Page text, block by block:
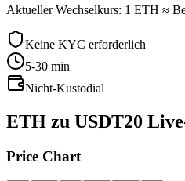
Aktueller Wechselkurs: 1 ETH ≈
Keine KYC erforderlich
5-30 min
Nicht-Kustodial
ETH zu USDT20
Price Chart